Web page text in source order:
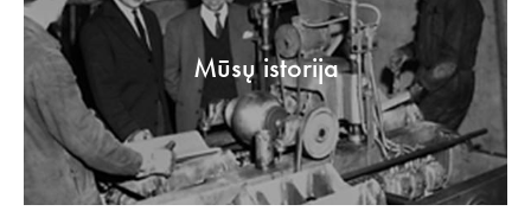
Mūsų istorija